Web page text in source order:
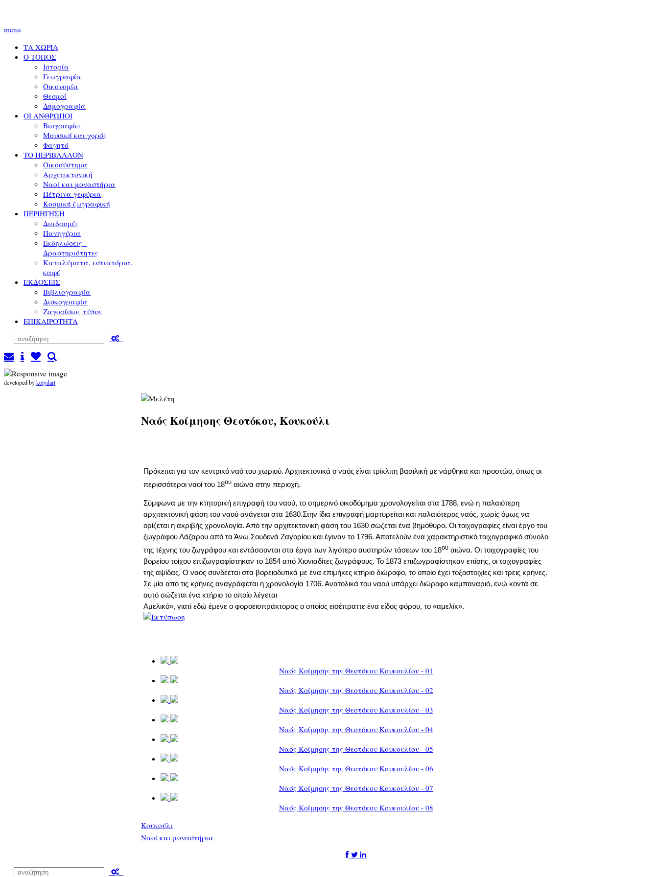
menu
ΤΑ ΧΩΡΙΑ
Ο ΤΟΠΟΣ
Ιστορία
Γεωγραφία
Οικονομία
Θεσμοί
Δημογραφία
ΟΙ ΑΝΘΡΩΠΟΙ
Βιογραφίες
Μουσική και χορός
Φαγητό
ΤΟ ΠΕΡΙΒΑΛΛΟΝ
Οικοσύστημα
Αρχιτεκτονική
Ναοί και μοναστήρια
Πέτρινα γεφύρια
Κοσμική ζωγραφική
ΠΕΡΙΗΓΗΣΗ
Διαδρομές
Πανηγύρια
Εκδηλώσεις -
Δραστηριότητες
Καταλύματα, εστιατόρια,
καφέ
ΕΚΔΟΣΕΙΣ
Βιβλιογραφία
Δισκογραφία
Ζαγορίσιος τύπος
ΕΠΙΚΑΙΡΟΤΗΤΑ
developed bykolydart
Ναός Κοίμησης Θεοτόκου, Κουκούλι
Πρόκειται για τον κεντρικό ναό του χωριού. Αρχιτεκτονικά ο ναός είναι τρίκλιτη βασιλική με νάρθηκα και προστώο, όπως οι
περισσότεροι ναοί του 18ου αιώνα στην περιοχή.
Σύμφωνα με την κτητορική επιγραφή του ναού, το σημερινό οικοδόμημα χρονολογείται στα 1788, ενώ η παλαιότερη
αρχιτεκτονική φάση του ναού ανάγεται στα 1630.Στην ίδια επιγραφή μαρτυρείται και παλαιότερος ναός, χωρίς όμως να
ορίζεται η ακριβής χρονολογία. Από την αρχιτεκτονική φάση του 1630 σώζεται ένα βημόθυρο. Οι τοιχογραφίες είναι έργο του
ζωγράφου Λάζαρου από τα Άνω Σουδενά Ζαγορίου και έγιναν το 1796. Αποτελούν ένα χαρακτηριστικό τοιχογραφικό σύνολο
της τέχνης του ζωγράφου και εντάσσονται στα έργα των λιγότερο αυστηρών τάσεων του 18ου αιώνα. Οι τοιχογραφίες του
βορείου τοίχου επιζωγραφίστηκαν το 1854 από Χιονιαδίτες ζωγράφους. Το 1873 επιζωγραφίστηκαν επίσης, οι τοιχογραφίες
της αψίδας. Ο ναός συνδέεται στα βορειοδυτικά με ένα επιμήκες κτήριο διώροφο, το οποίο έχει τοξοστοιχίες και τρεις κρήνες.
Σε μία από τις κρήνες αναγράφεται η χρονολογία 1706. Ανατολικά του ναού υπάρχει διώροφο καμπαναριό, ενώ κοντά σε
αυτό σώζεται ένα κτήριο το οποίο λέγεται
Αμελικό», γιατί εδώ έμενε ο φοροεισπράκτορας ο οποίος εισέπραττε ένα είδος φόρου, το «αμελίκ».
Ναός Κοίμησης της Θεοτόκου Κουκουλίου - 01
Ναός Κοίμησης της Θεοτόκου Κουκουλίου - 02
Ναός Κοίμησης της Θεοτόκου Κουκουλίου - 03
Ναός Κοίμησης της Θεοτόκου Κουκουλίου - 04
Ναός Κοίμησης της Θεοτόκου Κουκουλίου - 05
Ναός Κοίμησης της Θεοτόκου Κουκουλίου - 06
Ναός Κοίμησης της Θεοτόκου Κουκουλίου - 07
Ναός Κοίμησης της Θεοτόκου Κουκουλίου - 08
Κουκούλι
Ναοί και μοναστήρια